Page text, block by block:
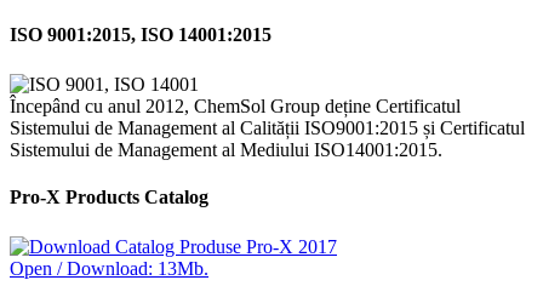
ISO 9001:2015, ISO 14001:2015
Începând cu anul 2012, ChemSol Group deține Certificatul
Sistemului de Management al Calității ISO9001:2015 și Certificatul
Sistemului de Management al Mediului ISO14001:2015.
Pro-X Products Catalog
Open / Download: 13Mb.